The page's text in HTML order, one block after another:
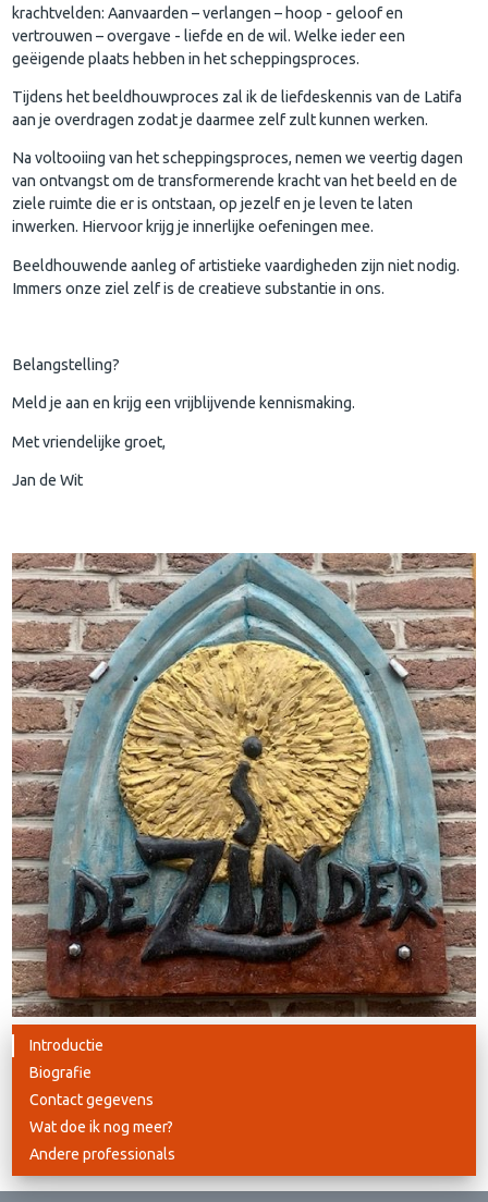
krachtvelden: Aanvaarden – verlangen – hoop - geloof en
vertrouwen – overgave - liefde en de wil. Welke ieder een
geëigende plaats hebben in het scheppingsproces.
Tijdens het beeldhouwproces zal ik de liefdeskennis van de Latifa
aan je overdragen zodat je daarmee zelf zult kunnen werken.
Na voltooiing van het scheppingsproces, nemen we veertig dagen
van ontvangst om de transformerende kracht van het beeld en de
ziele ruimte die er is ontstaan, op jezelf en je leven te laten
inwerken. Hiervoor krijg je innerlijke oefeningen mee.
Beeldhouwende aanleg of artistieke vaardigheden zijn niet nodig.
Immers onze ziel zelf is de creatieve substantie in ons.
Belangstelling?
Meld je aan en krijg een vrijblijvende kennismaking.
Met vriendelijke groet,
Jan de Wit
Introductie
Biografie
Contact gegevens
Wat doe ik nog meer?
Andere professionals